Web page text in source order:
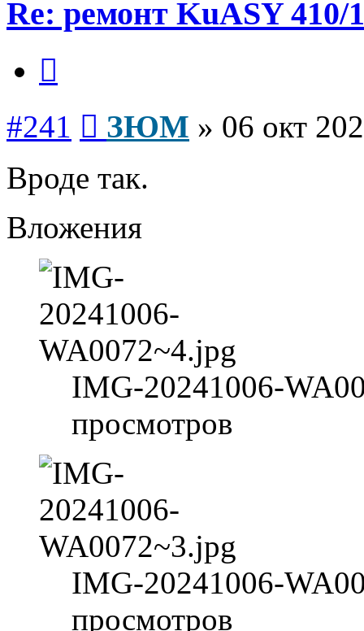
Re: ремонт KuASY 410/
#241 ЗЮМ » 06 окт
Вроде так.
Вложения
IMG-20241006-
просмотров
IMG-20241006-
просмотров